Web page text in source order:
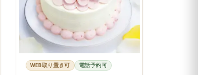
WEB取り置き可 電話予約可